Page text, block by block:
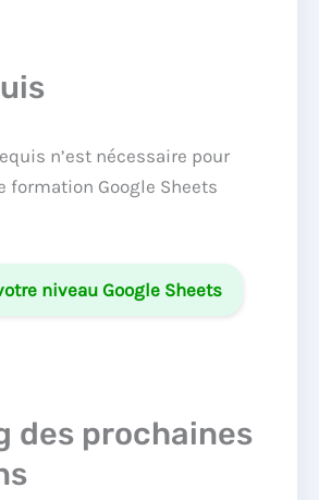
n’est nécessaire pour
formation Google Sheets
niveau Google Sheets
des prochaines